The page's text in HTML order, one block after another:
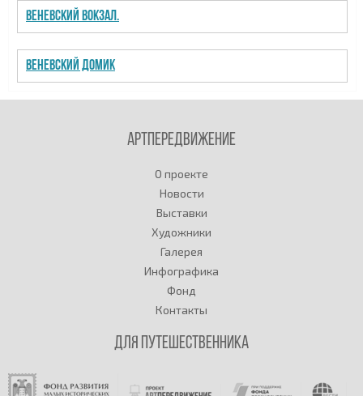
Веневский вокзал.
Веневский домик
Артпередвижение
О проекте
Новости
Выставки
Художники
Галерея
Инфографика
Фонд
Контакты
Для путешественника